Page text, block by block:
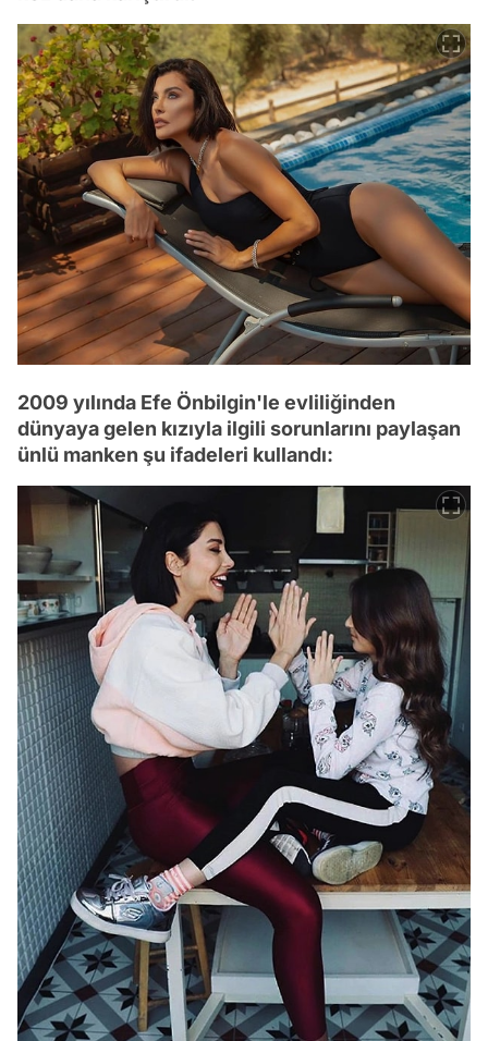
2009 yılında Efe Önbilgin'le evliliğinden
dünyaya gelen kızıyla ilgili sorunlarını paylaşan
ünlü manken şu ifadeleri kullandı: